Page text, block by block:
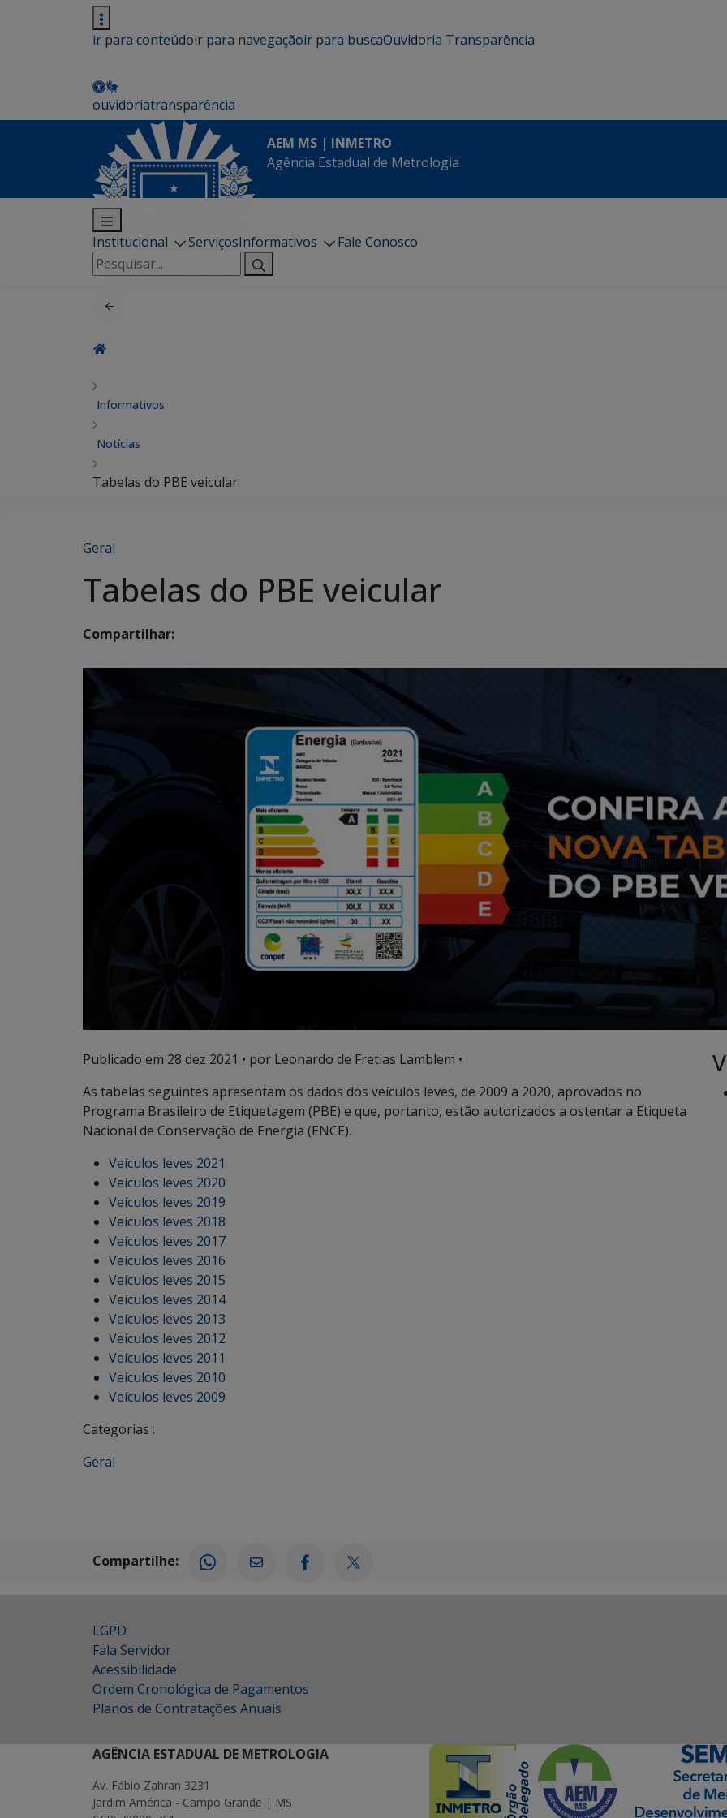
ir para conteúdoir para navegaçãoir para buscaOuvidoria Transparência
ouvidoriatransparência
AEM MS | INMETRO
Agência Estadual de Metrologia
Institucional ServiçosInformativos
Fale Conosco
Pesquisar
por:
Informativos
Notícias
Tabelas do PBE veicular
Geral
Tabelas do PBE veicular
Compartilhar:
Publicado em 28 dez 2021 • por Leonardo de Fretias Lamblem •
As tabelas seguintes apresentam os dados dos veículos leves, de 2009 a 2020, aprovados no
Programa Brasileiro de Etiquetagem (PBE) e que, portanto, estão autorizados a ostentar a Etiqueta
Nacional de Conservação de Energia (ENCE).
Veículos leves 2021
Veículos leves 2020
Veículos leves 2019
Veículos leves 2018
Veículos leves 2017
Veículos leves 2016
Veículos leves 2015
Veículos leves 2014
Veículos leves 2013
Veículos leves 2012
Veículos leves 2011
Veículos leves 2010
Veículos leves 2009
Categorias :
Geral
Compartilhe:
LGPD
Fala Servidor
Acessibilidade
Ordem Cronológica de Pagamentos
Planos de Contratações Anuais
AGÊNCIA ESTADUAL DE METROLOGIA
Av. Fábio Zahran 3231
Jardim América - Campo Grande | MS